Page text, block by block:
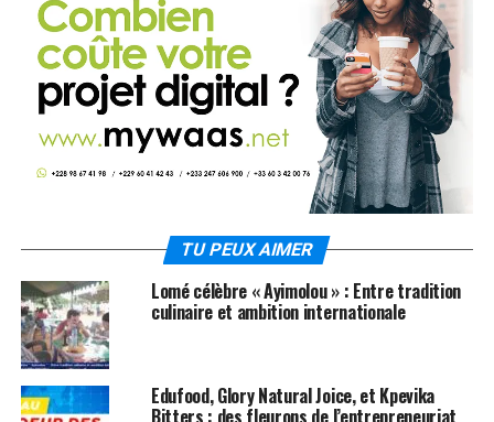
TU PEUX AIMER
Lomé célèbre « Ayimolou » : Entre tradition
culinaire et ambition internationale
Edufood, Glory Natural Joice, et Kpevika
Bitters : des fleurons de l’entrepreneuriat